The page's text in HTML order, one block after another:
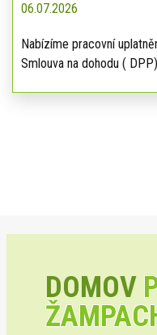
06.07.2026
Nabízíme pracovní
Smlouva na dohodu (
DOMOV